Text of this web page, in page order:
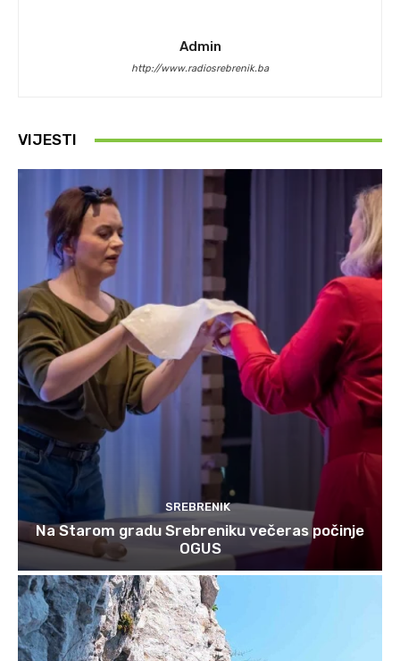
Admin
http://www.radiosrebrenik.ba
VIJESTI
SREBRENIK
Na Starom gradu Srebreniku večeras počinje
OGUS